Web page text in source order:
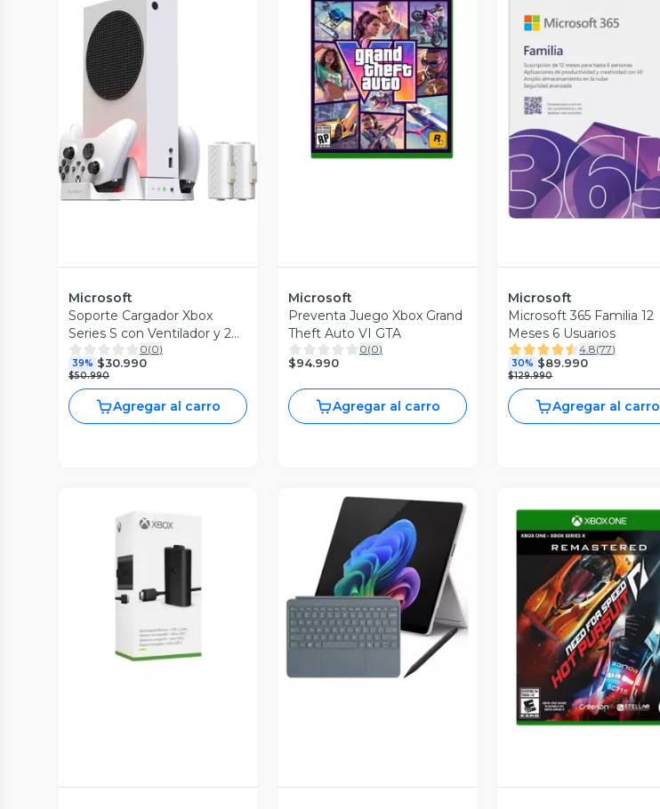
Microsoft
Soporte Cargador Xbox
Series S con Ventilador y 2
Pilas Reacondicionado
Reuse Chile
0(0)
39% $30.990
$50.990
Agregar al carro
Vista Previa
Microsoft
Preventa Juego Xbox Grand
Theft Auto VI GTA
0(0)
$94.990
Agregar al carro
Vista Previa
Microsoft
Microsoft 365 Familia 12
Meses 6 Usuarios
4.8(77)
30% $89.990
$129.990
Agregar al carro
Vista Previa Vista Previa
Vista Previa